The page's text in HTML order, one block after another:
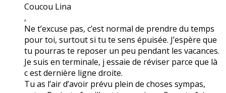
Coucou Lina
,
Ne t’excuse pas, c’est normal de prendre du temps
pour toi, surtout si tu te sens épuisée. J’espère que
tu pourras te reposer un peu pendant les vacances.
Je suis en terminale, j essaie de réviser parce que là
c est dernière ligne droite.
Tu as l’air d’avoir prévu plein de choses sympas,